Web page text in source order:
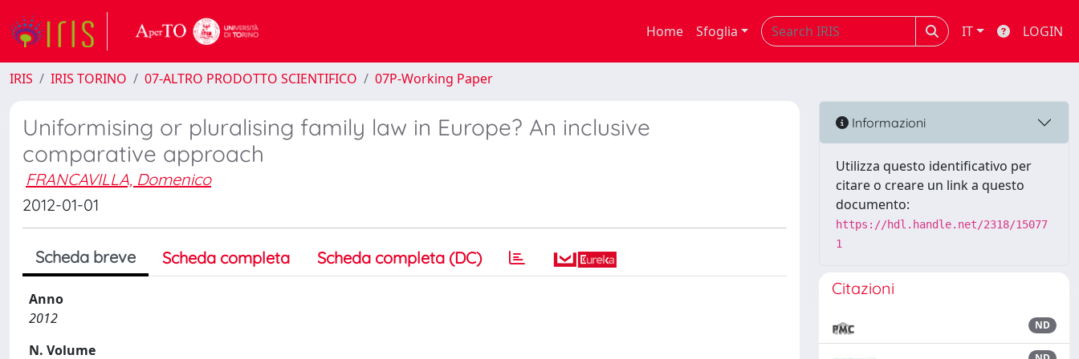
Home Sfoglia IT LOGIN
IRIS IRIS TORINO 07-ALTRO PRODOTTO SCIENTIFICO 07P-Working Paper
Uniformising or pluralising family law in Europe? An inclusive
comparative approach
FRANCAVILLA, Domenico
2012-01-01
Scheda breve Scheda completa Scheda completa (DC)
Anno
2012
N. Volume
Informazioni
Utilizza questo identificativo per
citare o creare un link a questo
documento:
https://hdl.handle.net/2318/15077
1
Citazioni
ND